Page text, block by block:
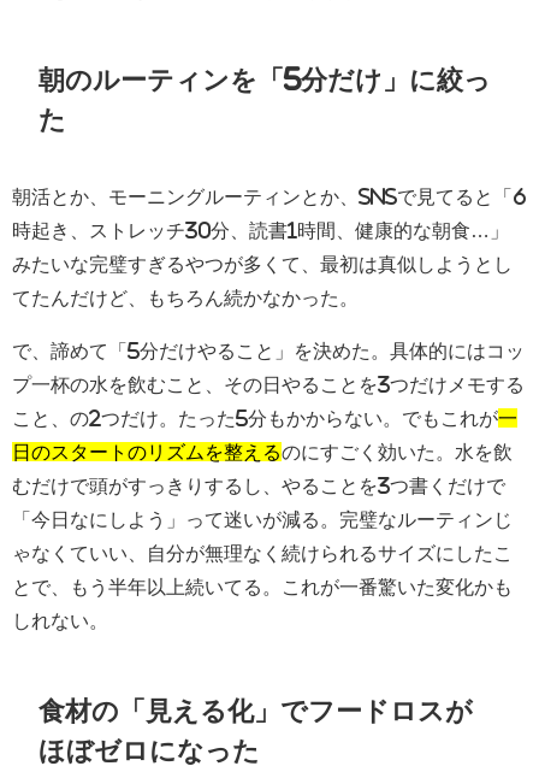
朝のルーティンを「5分だけ」に絞っ
た
朝活とか、モーニングルーティンとか、SNSで見てると「6
時起き、ストレッチ30分、読書1時間、健康的な朝食…」
みたいな完璧すぎるやつが多くて、最初は真似しようとし
てたんだけど、もちろん続かなかった。
で、諦めて「5分だけやること」を決めた。具体的にはコッ
プ一杯の水を飲むこと、その日やることを3つだけメモする
こと、の2つだけ。たった5分もかからない。でもこれが一
日のスタートのリズムを整えるのにすごく効いた。水を飲
むだけで頭がすっきりするし、やることを3つ書くだけで
「今日なにしよう」って迷いが減る。完璧なルーティンじ
ゃなくていい、自分が無理なく続けられるサイズにしたこ
とで、もう半年以上続いてる。これが一番驚いた変化かも
しれない。
食材の「見える化」でフードロスが
ほぼゼロになった